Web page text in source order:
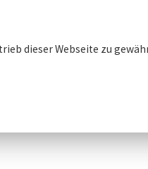
dieser Webseite zu